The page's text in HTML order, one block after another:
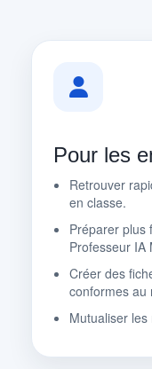
Pour les
Retrouver
en classe.
Préparer plus
Professeur IA
Créer des
conformes au
Mutualiser